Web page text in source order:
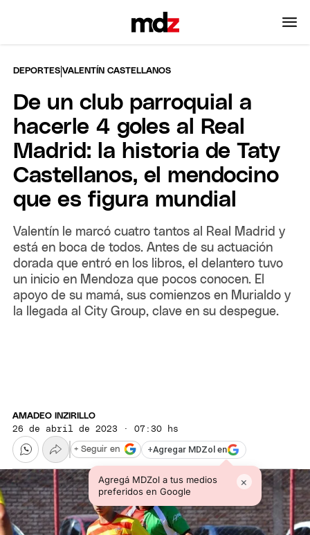
DEPORTES |VALENTÍN CASTELLANOS
De un club parroquial a
hacerle 4 goles al Real
Madrid: la historia de Taty
Castellanos, el mendocino
que es figura mundial
Valentín le marcó cuatro tantos al Real Madrid y
está en boca de todos. Antes de su actuación
dorada que entró en los libros, el delantero tuvo
un inicio en Mendoza que pocos conocen. El
apoyo de su mamá, sus comienzos en Murialdo y
la llegada al City Group, clave en su despegue.
AMADEO INZIRILLO
26 de abril de 2023 · 07:30 hs
+Agregar MDZol en
Agregá MDZol a tus medios
preferidos en Google
×
+ Seguir en